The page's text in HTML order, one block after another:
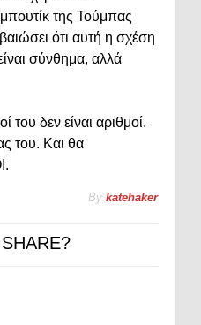
της Τούμπας
ότι αυτή η σχέση
σύνθημα, αλλά
του δεν είναι αριθμοί.
του. Και θα
By katehaker